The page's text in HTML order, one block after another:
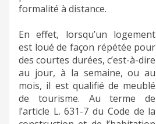
formalité à distance.
En effet, lorsqu’un logement
est loué de façon répétée pour
des courtes durées, c’est-à-dire
au jour, à la semaine, ou au
mois, il est qualifié de meublé
de tourisme. Au terme de
l’article L. 631-7 du Code de la